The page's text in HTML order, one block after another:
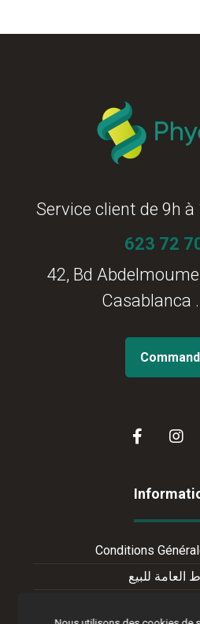
Service client de 9h à
623 72
42, Bd
Casablanca
Conditions
العامة للبيع